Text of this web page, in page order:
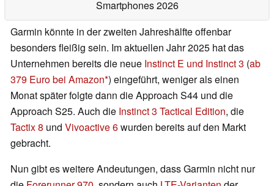
Smartphones 2026
Garmin könnte in der zweiten Jahreshälfte offenbar
besonders fleißig sein. Im aktuellen Jahr 2025 hat das
Unternehmen bereits die neue Instinct E und Instinct 3 (ab
379 Euro bei Amazon ) eingeführt, weniger als einen
Monat später folgte dann die Approach S44 und die
Approach S25. Auch die Instinct 3 Tactical Edition, die
Tactix 8 und Vivoactive 6wurden bereits auf den Markt
gebracht.
Nun gibt es weitere Andeutungen, dass Garmin nicht nur